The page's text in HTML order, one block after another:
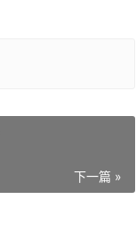
下一篇 »